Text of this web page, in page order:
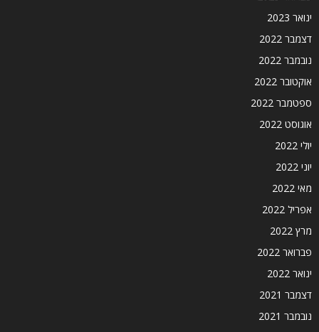
ינואר 2023
דצמבר 2022
נובמבר 2022
אוקטובר 2022
ספטמבר 2022
אוגוסט 2022
יולי 2022
יוני 2022
מאי 2022
אפריל 2022
מרץ 2022
פברואר 2022
ינואר 2022
דצמבר 2021
נובמבר 2021